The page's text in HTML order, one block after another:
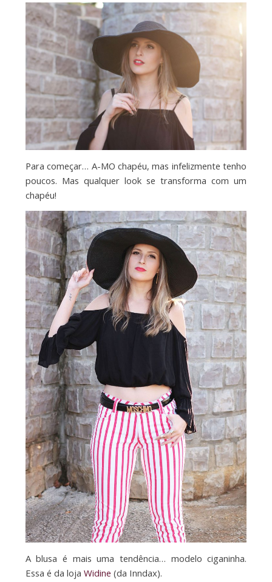
Para começar… A-MO chapéu, mas infelizmente tenho
poucos. Mas qualquer look se transforma com um
chapéu!
A blusa é mais uma tendência… modelo ciganinha.
Essa é da loja Widine (da Inndax).